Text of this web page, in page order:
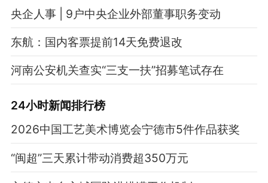
央企人事 | 9户中央企业外部董事职务变动
东航：国内客票提前14天免费退改
河南公安机关查实“三支一扶”招募笔试存在
24小时新闻排行榜
2026中国工艺美术博览会宁德市5件作品获奖
“闽超”三天累计带动消费超350万元